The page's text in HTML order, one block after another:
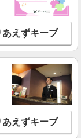
護師
を見る
あえずキープ
あえずキープ